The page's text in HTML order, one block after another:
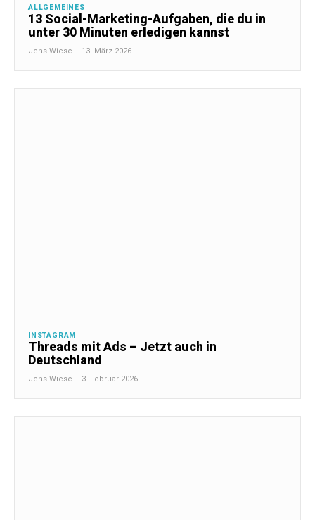
ALLGEMEINES
13 Social-Marketing-Aufgaben, die du in
unter 30 Minuten erledigen kannst
Jens Wiese - 13. März 2026
INSTAGRAM
Threads mit Ads – Jetzt auch in
Deutschland
Jens Wiese - 3. Februar 2026